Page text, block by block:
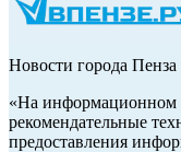
Новости города Пенза
«На информационном
рекомендательные
предоставления